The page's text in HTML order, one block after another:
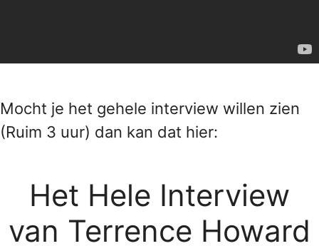
Mocht je het gehele interview willen zien
(Ruim 3 uur) dan kan dat hier:
Het Hele Interview
van Terrence Howard